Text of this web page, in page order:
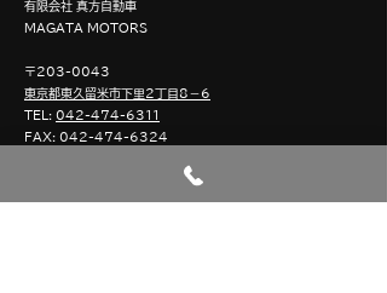
​有限会社 真方自動車
​MAGATA MOTORS
〒203-0043
東京都東久留米市下里2丁目8－6
TEL: 042-474-6311
FAX: 042-474-6324
・facebook